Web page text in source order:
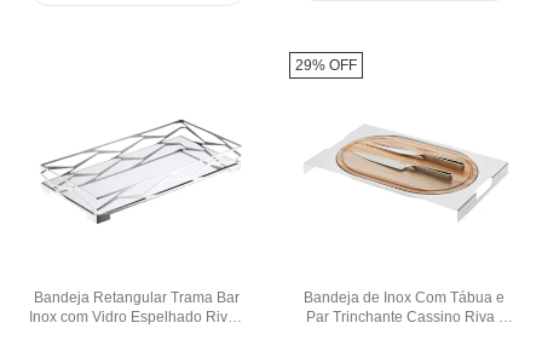
Bandeja Retangular Trama Bar
Inox com Vidro Espelhado Riva -
Bandeja de Inox Com Tábua e
Par Trinchante Cassino Riva -
29% OFF